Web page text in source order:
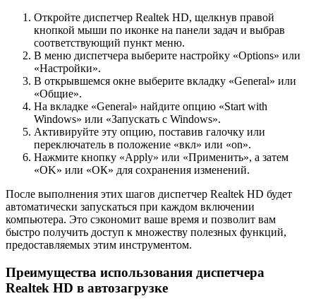
Откройте диспетчер Realtek HD, щелкнув правой
кнопкой мыши по иконке на панели задач и выбрав
соответствующий пункт меню.
В меню диспетчера выберите настройку «Options» или
«Настройки».
В открывшемся окне выберите вкладку «General» или
«Общие».
На вкладке «General» найдите опцию «Start with
Windows» или «Запускать с Windows».
Активируйте эту опцию, поставив галочку или
переключатель в положение «вкл» или «on».
Нажмите кнопку «Apply» или «Применить», а затем
«OK» или «ОК» для сохранения изменений.
После выполнения этих шагов диспетчер Realtek HD будет
автоматически запускаться при каждом включении
компьютера. Это сэкономит ваше время и позволит вам
быстро получить доступ к множеству полезных функций,
предоставляемых этим инструментом.
Преимущества использования диспетчера
Realtek HD в автозагрузке